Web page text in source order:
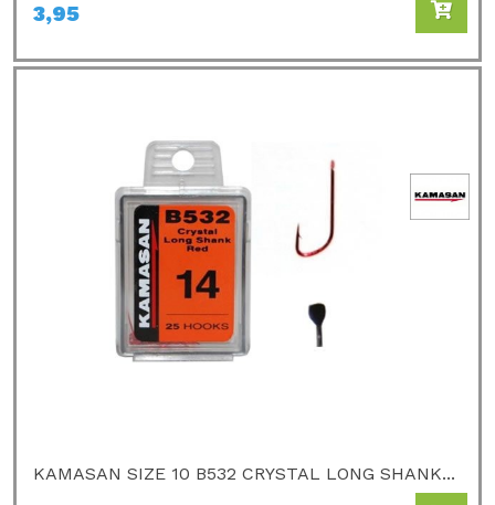
3,95
KAMASAN SIZE 10 B532 CRYSTAL LONG SHANK...